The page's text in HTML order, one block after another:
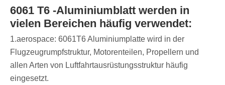
6061 T6 -Aluminiumblatt werden in
vielen Bereichen häufig verwendet:
‌1.aerospace: 6061T6 Aluminiumplatte wird in der
Flugzeugrumpfstruktur, Motorenteilen, Propellern und
allen Arten von Luftfahrtausrüstungsstruktur häufig
eingesetzt.